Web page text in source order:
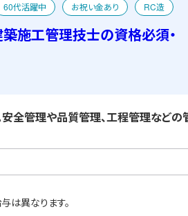
60代活躍中 お祝い金あり
RC造
施工管理技士の資格必須・
管理や品質管理、工程管理などの
は異なります。